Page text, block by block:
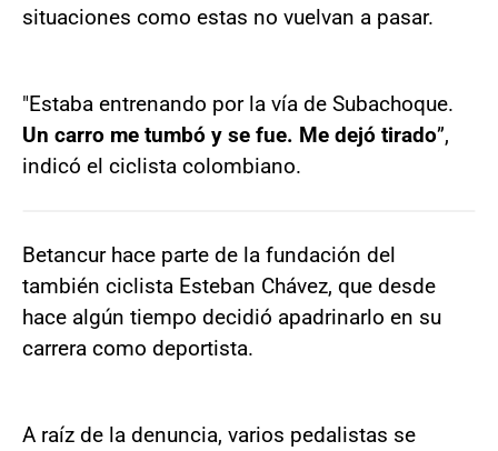
situaciones como estas no vuelvan a pasar.
"Estaba entrenando por la vía de Subachoque.
Un carro me tumbó y se fue. Me dejó tirado”,
indicó el ciclista colombiano.
Betancur hace parte de la fundación del
también ciclista Esteban Chávez, que desde
hace algún tiempo decidió apadrinarlo en su
carrera como deportista.
A raíz de la denuncia, varios pedalistas se